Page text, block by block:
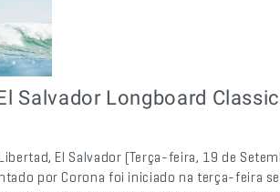
Salvador Longboard
Libertad, El Salvador (Terça-feira, 19 de
por Corona foi iniciado na terça-feira